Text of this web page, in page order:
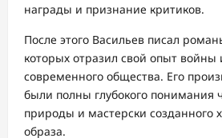
награды и признание критиков.
После этого Васильев писал
которых отразил свой опыт
современного общества. Его
были полны глубокого понимания
природы и мастерски созданного
образа.